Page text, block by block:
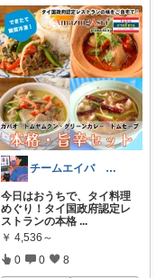
チームエイバ ＠QOL
今日はおうちで、タイ料理
めぐり！タイ国政府認定レ
ストランの本格 ...
￥ 4,536～
0 0 8